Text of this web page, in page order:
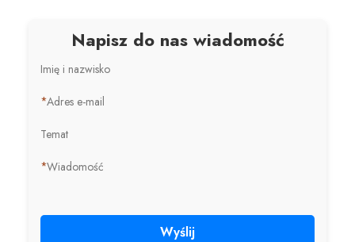
Napisz do nas wiadomość
Imię i nazwisko
*Adres e-mail
Temat
*Wiadomość
Wyślij